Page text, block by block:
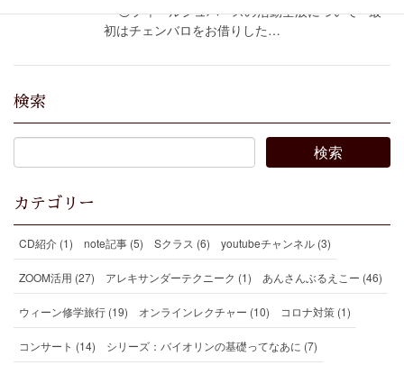
◯フィールシュパースの活動全般について 最
初はチェンバロをお借りした…
検索
カテゴリー
CD紹介 (1) note記事 (5) Sクラス (6) youtubeチャンネル (3)
ZOOM活用 (27) アレキサンダーテクニーク (1) あんさんぶるえこー (46)
ウィーン修学旅行 (19) オンラインレクチャー (10) コロナ対策 (1)
コンサート (14) シリーズ：バイオリンの基礎ってなあに (7)